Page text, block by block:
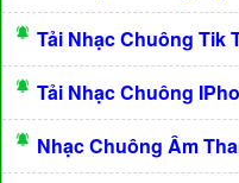
Tải Nhạc Chuông Tik
Tải Nhạc Chuông
Nhạc Chuông Âm